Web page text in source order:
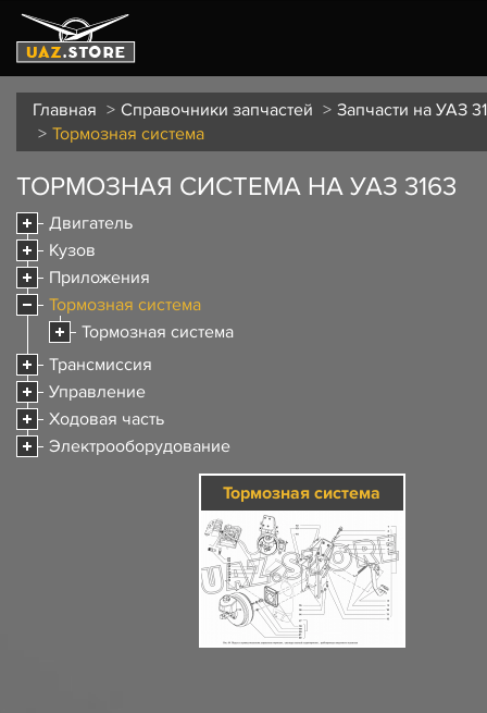
Главная Справочники запчастей
Запчасти на УАЗ
Тормозная система
ТОРМОЗНАЯ СИСТЕМА НА УАЗ 3163
Двигатель
Кузов
Приложения
Тормозная система
Тормозная система
Трансмиссия
Управление
Ходовая часть
Электрооборудование
Тормозная система